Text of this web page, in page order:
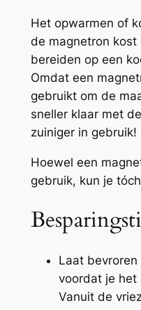
Het opwarmen of
de magnetron kost
bereiden op een
Omdat een
gebruikt om de
sneller klaar met
zuiniger in gebruik!
Hoewel een
gebruik, kun je
Laat
voordat je het
Vanuit de